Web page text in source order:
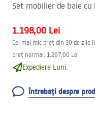
Set mobilier de baie cu
1.198,00 Lei
Cel mai mic preț din 30 de zile
preț normal: 1.297,00 Lei
Expediere Luni.
Întrebați despre